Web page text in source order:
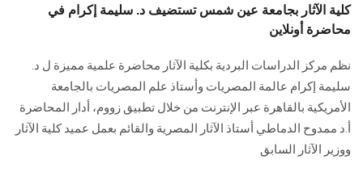
الخريجين
الزائـرون
كلية الآثار بجامعة عين شمس تستضيف د. سليمة إكرام في
محاضرة أونلاين
نظم مركز الدراسات البردية بكلية الآثار محاضرة علمية مميزة ل د.
سليمة إكرام عالمة المصريات وأستاذ علم المصريات بالجامعة
الأمريكية بالقاهرة عبر الإنترنت من خلال تطبيق زووم، أدار المحاضرة
أ.د ممدوح الدماطي أستاذ الآثار المصرية والقائم بعمل عميد كلية الآثار
ووزير الآثار السابق